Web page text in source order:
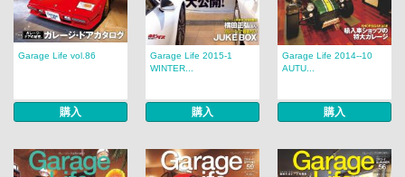
Garage Life vol.86
購入
Garage Life 2015-1
WINTER...
購入
Garage Life 2014--10
AUTU...
購入